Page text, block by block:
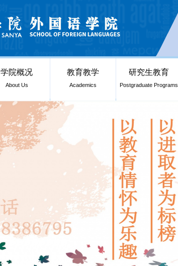
学院概况
About Us
教育教学
Academics
研究生教育
Postgraduate Programs